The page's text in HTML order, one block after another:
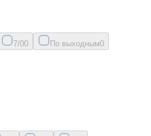
7/00 По выходным0